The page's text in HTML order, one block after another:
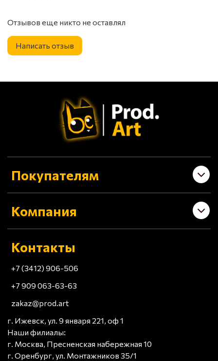
Отзывов еще никто не оставлял
Написать отзыв
Покупателям
Компания
Контакты
+7 (3412) 906-506
+7 909 063-63-63
zakaz@prod.art
г. Ижевск, ул. 9 января 221, оф 1
Наши филиалы:
г. Москва, Пресненская набережная 10
г. Оренбург, ул. Монтажников 35/1